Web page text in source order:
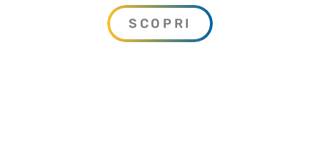
SCOPRI